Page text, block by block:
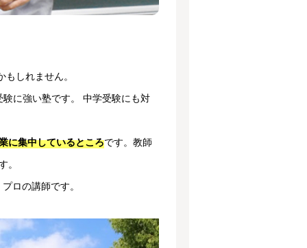
しれません。
に強い塾です。 中学受験にも対
に集中しているところです。教師
ロの講師です。